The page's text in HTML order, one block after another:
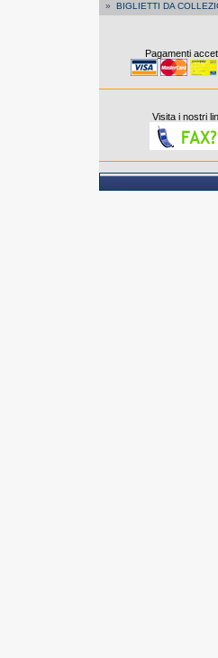
» BIGLIETTI DA
Pagamenti
Visita i nostri